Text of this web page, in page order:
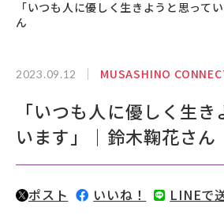
むらさき会・くれない会
創立100周年記念事業
募財（寄付）
採用情報
「いつも人に優しく生きようと思って
ん
2023.09.12 MUSASHINO
「いつも人に優しく生
います」｜鈴木鞠花さん
ポスト いいね！ LINEで